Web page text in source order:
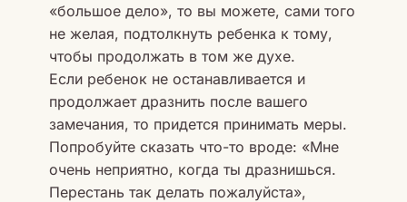
«большое дело», то вы можете, сами того
не желая, подтолкнуть ребенка к тому,
чтобы продолжать в том же духе.
Если ребенок не останавливается и
продолжает дразнить после вашего
замечания, то придется принимать меры.
Попробуйте сказать что-то вроде: «Мне
очень неприятно, когда ты дразнишься.
Перестань так делать пожалуйста»,